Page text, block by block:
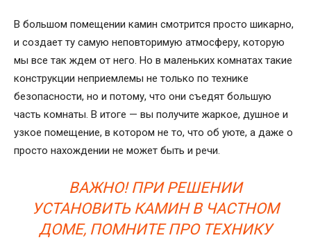
В большом помещении камин смотрится просто шикарно,
и создает ту самую неповторимую атмосферу, которую
мы все так ждем от него. Но в маленьких комнатах такие
конструкции неприемлемы не только по технике
безопасности, но и потому, что они съедят большую
часть комнаты. В итоге — вы получите жаркое, душное и
узкое помещение, в котором не то, что об уюте, а даже о
просто нахождении не может быть и речи.
ВАЖНО! ПРИ РЕШЕНИИ
УСТАНОВИТЬ КАМИН В ЧАСТНОМ
ДОМЕ, ПОМНИТЕ ПРО ТЕХНИКУ